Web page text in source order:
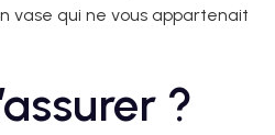
vase qui ne vous appartenait
?